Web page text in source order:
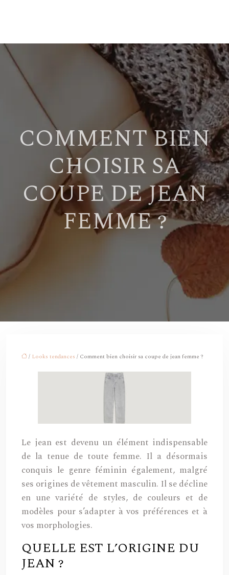
COMMENT BIEN
CHOISIR SA
COUPE DE JEAN
FEMME ?
/ Looks tendances / Comment bien choisir sa coupe de jean femme ?
Le jean est devenu un élément indispensable
de la tenue de toute femme. Il a désormais
conquis le genre féminin également, malgré
ses origines de vêtement masculin. Il se décline
en une variété de styles, de couleurs et de
modèles pour s’adapter à vos préférences et à
vos morphologies.
QUELLE EST L’ORIGINE DU
JEAN ?